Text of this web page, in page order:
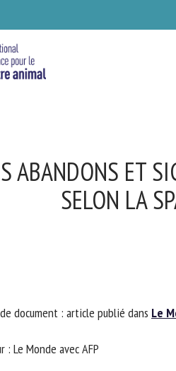
ABANDONS ET
SELON LA
document : article publié dansLe
: Le Monde avec AFP